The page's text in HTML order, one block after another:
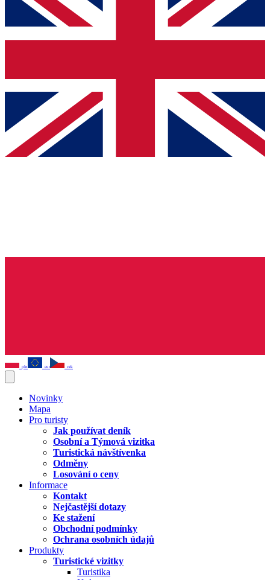
pln eur czk
Novinky
Mapa
Pro turisty
Jak používat deník
Osobní a Týmová vizitka
Turistická návštívenka
Odměny
Losování o ceny
Informace
Kontakt
Nejčastější dotazy
Ke stažení
Obchodní podmínky
Ochrana osobních údajů
Produkty
Turistické vizitky
Turistika